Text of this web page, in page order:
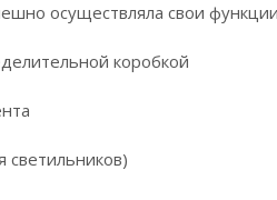
осуществляла свои
коробкой